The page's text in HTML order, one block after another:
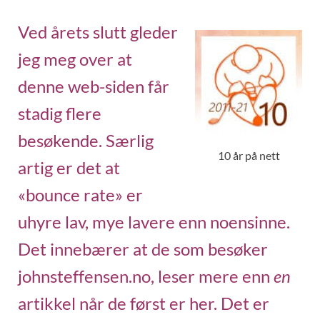
10 år på nett
Ved årets slutt gleder
jeg meg over at
denne web-siden får
stadig flere
besøkende. Særlig
artig er det at
«bounce rate» er
uhyre lav, mye lavere enn noensinne.
Det innebærer at de som besøker
johnsteffensen.no, leser mere enn en
artikkel når de først er her. Det er